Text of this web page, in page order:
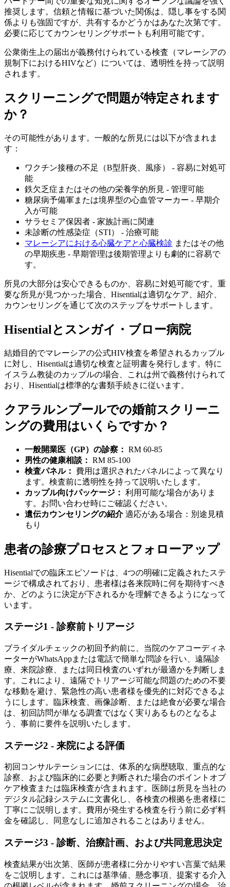
推奨します。信頼と情報に基づいた関係は、隠し事をする関
係よりも強固ですが、共有するかどうかはあなた次第です。
必要に応じてカウンセリングサポートも利用可能です。
公衆衛生上の届出が義務付けられている検査（マレーシアの
規制下におけるHIVなど）については、透明性を持って説明
されます。
スクリーニングで問題が特定されます
か？
その可能性があります。一般的な所見には以下が含まれま
す：
ワクチン接種の不足（B型肝炎、風疹） - 容易に対処可
能
鉄欠乏症またはその他の栄養学的所見 - 管理可能
糖尿病予備軍または境界型の心血管マーカー - 早期介
入が可能
サラセミア保因者 - 家族計画に関連
未診断の性感染症（STI） - 治療可能
マレーシアにおける心臓ケアと心臓検診 またはその他
の早期疾患 - 早期管理は後期管理よりも劇的に容易で
す。
所見の大部分は安心できるものか、容易に対処可能です。重
要な所見が見つかった場合、Hisentialは適切なケア、紹介、
カウンセリングを通じて次のステップをサポートします。
Hisentialとスンガイ・ブロー病院
結婚目的でマレーシアの公式HIV検査を希望されるカップル
に対し、Hisentialは適切な検査と証明書を発行します。特に
イスラム教徒のカップルの場合、これは州で義務付けられて
おり、Hisentialは標準的な書類手続きに従います。
クアラルンプールでの婚前スクリーニ
ングの費用はいくらですか？
一般開業医（GP）の診察： RM 60-85
男性の健康相談： RM 85-100
検査パネル：
費用は選択されたパネルによって異なり
ます。検査前に透明性を持って説明いたします。
カップル向けパッケージ： 利用可能な場合がありま
す。お問い合わせ時にご確認ください。
遺伝カウンセリングの紹介適応がある場合：別途見積
もり
患者の診療プロセスとフォローアップ
Hisentialでの臨床エピソードは、4つの明確に定義されたステ
ージで構成されており、患者様は各来院時に何を期待すべき
か、どのように決定が下されるかを理解できるようになって
います。
ステージ1 - 診察前トリアージ
ブライダルチェックの初回予約前に、当院のケアコーディネ
ーターがWhatsAppまたは電話で簡単な問診を行い、遠隔診
療、来院診療、または同日検査のいずれが最適かを判断しま
す。これにより、遠隔でトリアージ可能な問題のための不要
な移動を避け、緊急性の高い患者様を優先的に対応できるよ
うにします。臨床検査、画像診断、または絶食が必要な場合
は、初回訪問が単なる調査ではなく実りあるものとなるよ
う、事前に要件を説明いたします。
ステージ2 - 来院による評価
初回コンサルテーションには、体系的な病歴聴取、重点的な
診察、および臨床的に必要と判断された場合のポイントオブ
ケア検査または臨床検査が含まれます。医師は所見を当社の
デジタル記録システムに文書化し、各検査の根拠を患者様に
丁寧にご説明します。費用が発生する検査を行う前に必ず料
金を確認し、同意なしに追加されることはありません。
ステージ3 - 診断、治療計画、および共同意思決定
検査結果が出次第、医師が患者様に分かりやすい言葉で結果
をご説明します。これには基準値、懸念事項、提案する介入